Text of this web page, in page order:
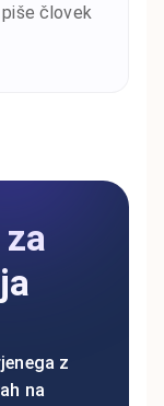
človek
z
na